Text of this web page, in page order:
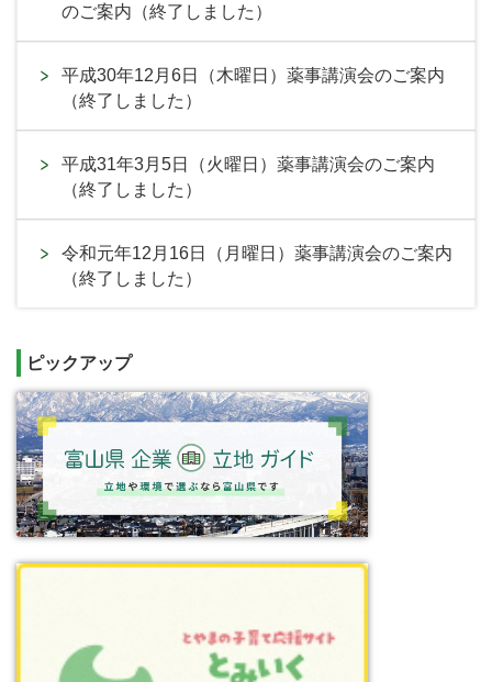
のご案内（終了しました）
平成30年12月6日（木曜日）薬事講演会のご案内
（終了しました）
平成31年3月5日（火曜日）薬事講演会のご案内
（終了しました）
令和元年12月16日（月曜日）薬事講演会のご案内
（終了しました）
ピックアップ